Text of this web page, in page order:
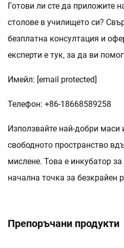
Готови ли сте да приложите
столове в училището си?
безплатна консултация и
експерти е тук, за да ви
Имейл: [email protected]
Телефон: +86-18668589258
Използвайте най-добри маси
свободното пространство
мислене. Това е инкубатор
начална точка за безкрайен
Препоръчани продукти